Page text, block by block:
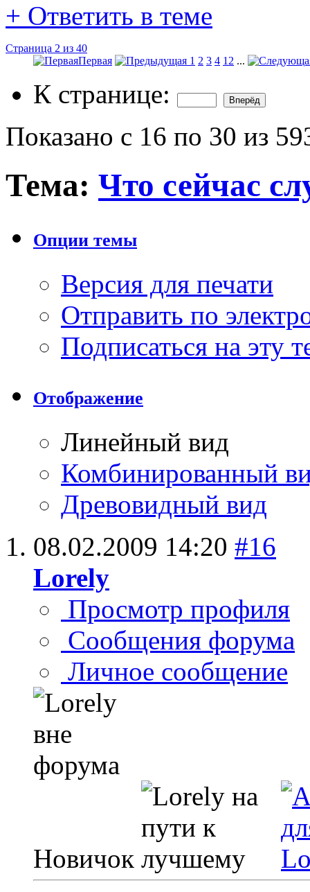
+ Ответить в теме
Страница 2 из 40
Первая
1 2 3 4 12 ...
К странице:
Показано с 16 по 30 из
Тема: Что сейчас
Опции темы
Версия для печати
Отправить по
Подписаться на эту
Отображение
Линейный вид
Комбинированный
Древовидный вид
08.02.2009 14:20 #16
Lorely
Просмотр профиля
Сообщения форума
Личное сообщение
Новичок